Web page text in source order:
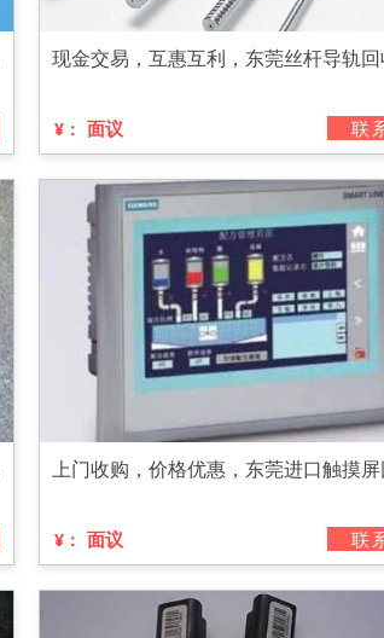
现金交易，互惠互利，东莞丝杆导轨
¥： 面议 联
上门收购，价格优惠，东莞进口触摸
¥： 面议 联